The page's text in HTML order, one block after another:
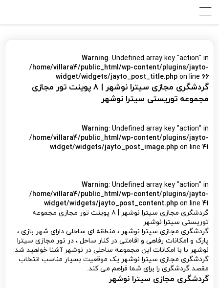
Warning: Undefined array key "action" in
/home/villara4/public_html/wp-content/plugins/jayto-
widget/widgets/jayto_post_title.php on line 66
گردشگری مجازی سیترا نوشهر | 8 پوینت تور مجازی
مجموعه توریستی سیترا نوشهر
Warning: Undefined array key "action" in
/home/villara4/public_html/wp-content/plugins/jayto-
widget/widgets/jayto_post_image.php on line 41
Warning: Undefined array key "action" in
/home/villara4/public_html/wp-content/plugins/jayto-
widget/widgets/jayto_post_content.php on line 41
گردشگری مجازی سیترا نوشهر | 8 پوینت تور مجازی مجموعه
توریستی سیترا نوشهر
گردشگری مجازی سیترا نوشهر ، منطقه ای ساحلی دارای شهر بازی ،
پارک و امکانات رفاهی و اقامتی در کنار ساحل ، در تور مجازی سیترا
نوشهر با با امکانات این مجموعه ساحلی در نوشهر آشنا خواهید شد.
گردشگری مجازی سیترا نوشهر یک موقعیت بسیار مناسب انتخاب
مقصد گردشگری را برای شما فراهم می کند.
گردشگری مجازی سیترا نوشهر